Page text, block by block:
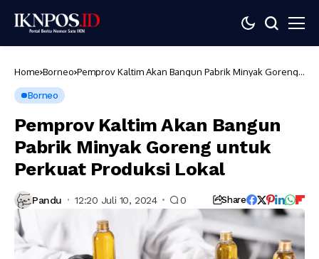
Home Borneo Pemprov Kaltim Akan Bangun Pabrik Minyak Goreng
Borneo
Pemprov Kaltim Akan Bangun
Pabrik Minyak Goreng untuk
Perkuat Produksi Lokal
Pandu 12:20 Juli 10, 2024 0 Share